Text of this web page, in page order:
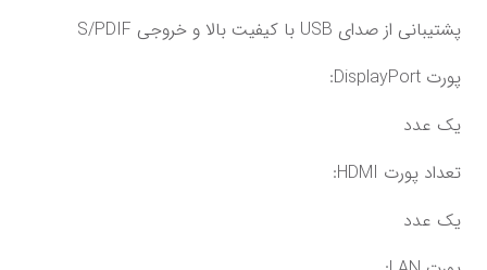
پشتیبانی از صدای USB با کیفیت بالا و خروجی S/PDIF
پورت DisplayPort:
یک عدد
تعداد پورت HDMI:
یک عدد